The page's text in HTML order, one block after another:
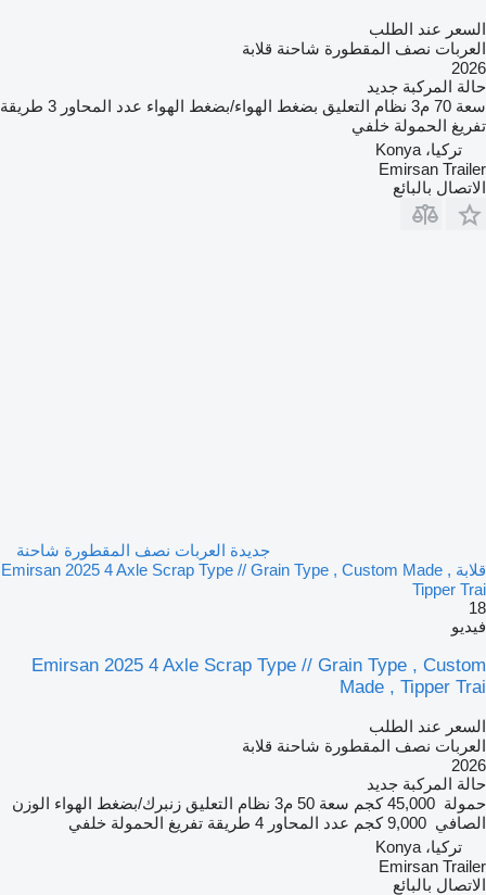
السعر عند الطلب
العربات نصف المقطورة شاحنة قلابة
2026
حالة المركبة جديد
سعة 70 م3 نظام التعليق بضغط الهواء/بضغط الهواء عدد المحاور 3 طريقة
تفريغ الحمولة خلفي
تركيا، Konya
Emirsan Trailer
الاتصال بالبائع
جديدة العربات نصف المقطورة شاحنة
قلابة Emirsan 2025 4 Axle Scrap Type // Grain Type , Custom Made ,
Tipper Trai
18
فيديو
Emirsan 2025 4 Axle Scrap Type // Grain Type , Custom
Made , Tipper Trai
السعر عند الطلب
العربات نصف المقطورة شاحنة قلابة
2026
حالة المركبة جديد
حمولة 45,000 كجم سعة 50 م3 نظام التعليق زنبرك/بضغط الهواء الوزن
الصافي 9,000 كجم عدد المحاور 4 طريقة تفريغ الحمولة خلفي
تركيا، Konya
Emirsan Trailer
الاتصال بالبائع